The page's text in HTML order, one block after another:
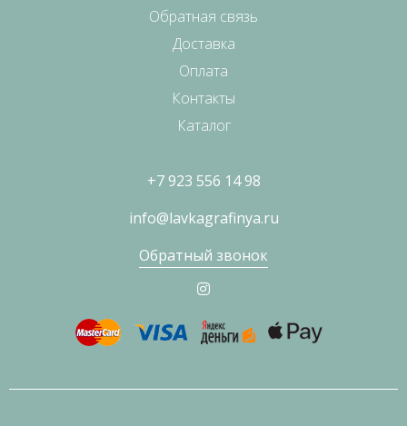
Обратная связь
Доставка
Оплата
Контакты
Каталог
+7 923 556 14 98
info@lavkagrafinya.ru
Обратный звонок